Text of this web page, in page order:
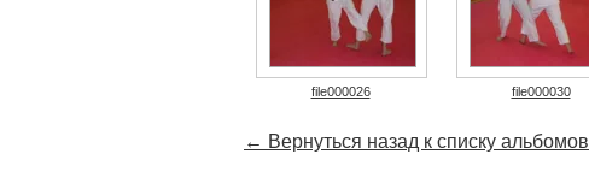
file000026 file000030
← Вернуться назад к списку альбомов